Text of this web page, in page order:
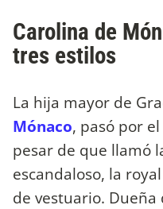
Carolina de
tres estilos
La hija mayor de
Mónaco, pasó por
pesar de que llamó
escandaloso, la
de vestuario. Dueña